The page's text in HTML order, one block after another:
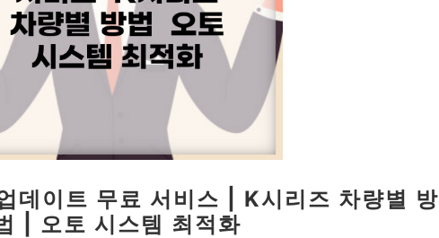
데이트 무료 서비스 | K시리즈 차량별 방
| 오토 시스템 최적화